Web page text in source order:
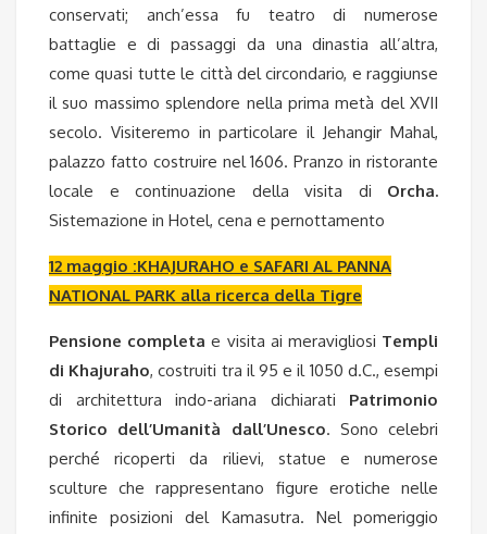
conservati; anch’essa fu teatro di numerose
battaglie e di passaggi da una dinastia all’altra,
come quasi tutte le città del circondario, e raggiunse
il suo massimo splendore nella prima metà del XVII
secolo. Visiteremo in particolare il Jehangir Mahal,
palazzo fatto costruire nel 1606. Pranzo in ristorante
locale e continuazione della visita di Orcha.
Sistemazione in Hotel, cena e pernottamento
12 maggio :KHAJURAHO e SAFARI AL PANNA
NATIONAL PARK alla ricerca della Tigre
Pensione completa e visita ai meravigliosi Templi
di Khajuraho, costruiti tra il 95 e il 1050 d.C., esempi
di architettura indo-ariana dichiarati Patrimonio
Storico dell’Umanità dall’Unesco. Sono celebri
perché ricoperti da rilievi, statue e numerose
sculture che rappresentano figure erotiche nelle
infinite posizioni del Kamasutra. Nel pomeriggio